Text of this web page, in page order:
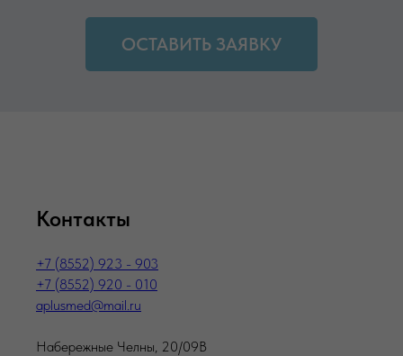
ОСТАВИТЬ ЗАЯВКУ
Контакты
+7 (8552) 923 - 903
+7 (8552) 920 - 010
aplusmed@mail.ru
Набережные Челны, 20/09В